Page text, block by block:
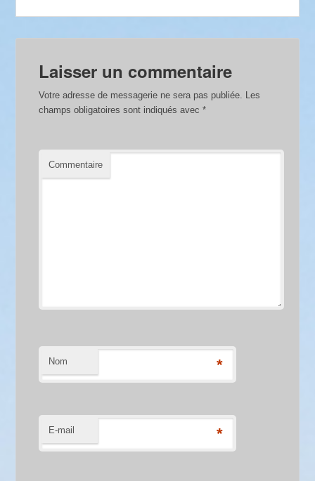
Laisser un commentaire
Votre adresse de messagerie ne sera pas publiée. Les
champs obligatoires sont indiqués avec*
Commentaire
Nom *
E-mail *